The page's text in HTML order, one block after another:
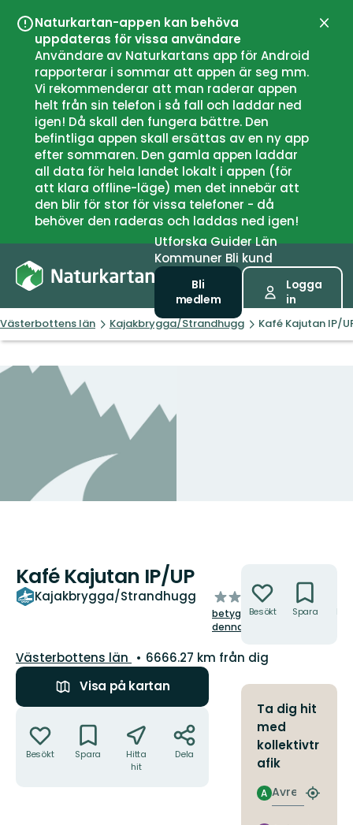
Naturkartan-appen kan behöva
uppdateras för vissa användare
Användare av Naturkartans app för Android
rapporterar i sommar att appen är seg mm.
Vi rekommenderar att man raderar appen
helt från sin telefon i så fall och laddar ned
igen! Då skall den fungera bättre. Den
befintliga appen skall ersättas av en ny app
efter sommaren. Den gamla appen laddar
all data för hela landet lokalt i appen (för
att klara offline-läge) men det innebär att
den blir för stor för vissa telefoner - då
behöver den raderas och laddas ned igen!
UtforskaGuiderLän
Kommuner Bli kund
Bli
medlem
Logga
in
Västerbottens län Kajakbrygga/Strandhugg Kafé Kajutan IP/
Kafé Kajutan IP/UP
Kajakbrygga/Strandhugg
av
5
stjärnor
betygsätt
denna plats!
Län:
Västerbottens län
6666.27 km från dig
Visa på kartan
Besökt Spara
Hitta
hit
Dela
Besökt Spara
Ta dig hit
med
kollektivtr
afik
Avresa
A
Hitta